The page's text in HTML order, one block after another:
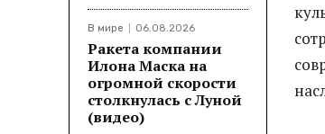
В мире 06.08.2026
Ракета компании
Илона Маска на
огромной скорости
столкнулась с Луной
(видео)